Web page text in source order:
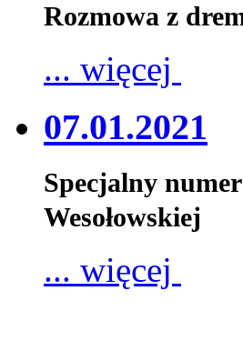
Rozmowa z
... więcej
07.01.2021
Specjalny
Wesołowskiej
... więcej